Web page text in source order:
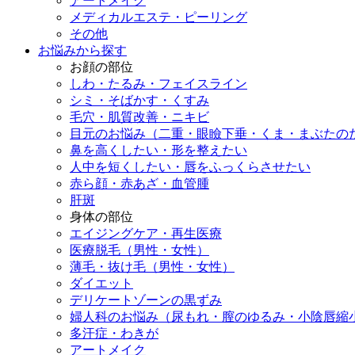
メディカルエステ・ピーリング
その他
お悩みから探す
お顔の部位
しわ・たるみ・フェイスライン
シミ・そばかす・くすみ
毛穴・肌質改善・ニキビ
目元のお悩み（二重・眼瞼下垂・くま・まぶたの
鼻を高くしたい・形を整えたい
人中を短くしたい・唇をふっくらさせたい
赤ら顔・赤あざ・血管腫
肝斑
身体の部位
エイジングケア・再生医療
医療脱毛（男性・女性）
薄毛・抜け毛（男性・女性）
ダイエット
デリケートゾーンの黒ずみ
婦人科のお悩み（尿もれ・膣のゆるみ・小陰唇縮
多汗症・わきが
アートメイク